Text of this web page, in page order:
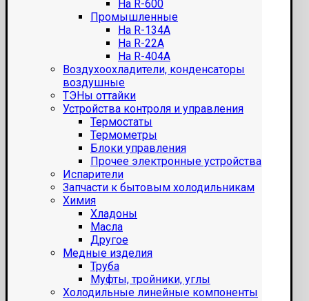
На R-600
Промышленные
На R-134A
На R-22A
На R-404A
Воздухоохладители, конденсаторы
воздушные
ТЭНы оттайки
Устройства контроля и управления
Термостаты
Термометры
Блоки управления
Прочее электронные устройства
Испарители
Запчасти к бытовым холодильникам
Химия
Хладоны
Масла
Другое
Медные изделия
Труба
Муфты, тройники, углы
Холодильные линейные компоненты